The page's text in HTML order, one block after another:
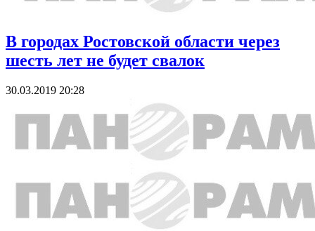
В городах Ростовской области через
шесть лет не будет свалок
30.03.2019 20:28